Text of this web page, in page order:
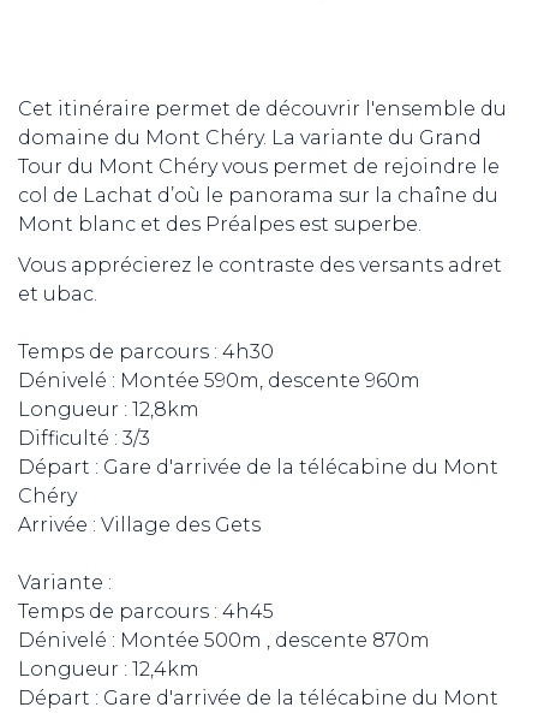
Cet itinéraire permet de découvrir l'ensemble du
domaine du Mont Chéry. La variante du Grand
Tour du Mont Chéry vous permet de rejoindre le
col de Lachat d’où le panorama sur la chaîne du
Mont blanc et des Préalpes est superbe.
Vous apprécierez le contraste des versants adret
et ubac.
Temps de parcours : 4h30
Dénivelé : Montée 590m, descente 960m
Longueur : 12,8km
Difficulté : 3/3
Départ : Gare d'arrivée de la télécabine du Mont
Chéry
Arrivée : Village des Gets
Variante :
Temps de parcours : 4h45
Dénivelé : Montée 500m , descente 870m
Longueur : 12,4km
Départ : Gare d'arrivée de la télécabine du Mont